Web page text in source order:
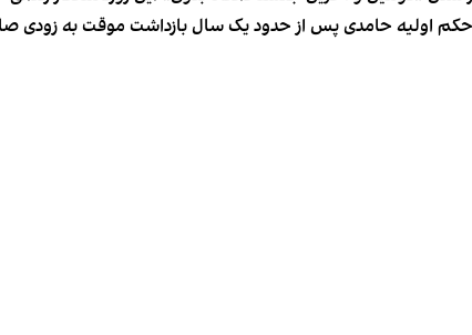
حکم اولیه حامدی پس از حدود یک سال بازداشت موقت به زودی